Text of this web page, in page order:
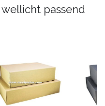
passend